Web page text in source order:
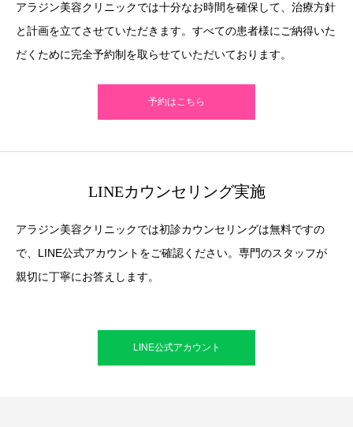
アラジン美容クリニックでは十分なお時間を確保して、治療方針
と計画を立てさせていただきます。すべての患者様にご納得いた
だくために完全予約制を取らせていただいております。
予約はこちら
LINEカウンセリング実施
アラジン美容クリニックでは初診カウンセリングは無料ですの
で、LINE公式アカウントをご確認ください。専門のスタッフが
親切に丁寧にお答えします。
LINE公式アカウント